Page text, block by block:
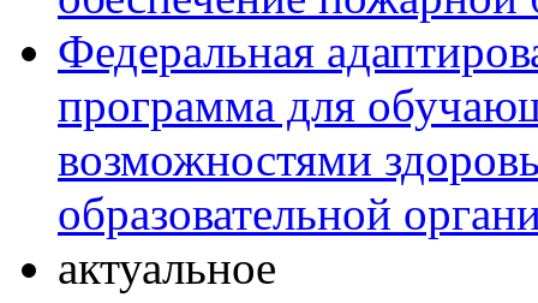
Федеральная
программа для
возможностями
образовательной
актуальное